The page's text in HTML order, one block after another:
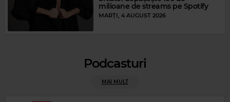
MARIO WINANS FEAT.ENYA & P.DIDDY –I DON'T WANNA KNOW
milioane de streams pe Spotify
MARȚI, 4 AUGUST 2026
Podcasturi
MAI MULT